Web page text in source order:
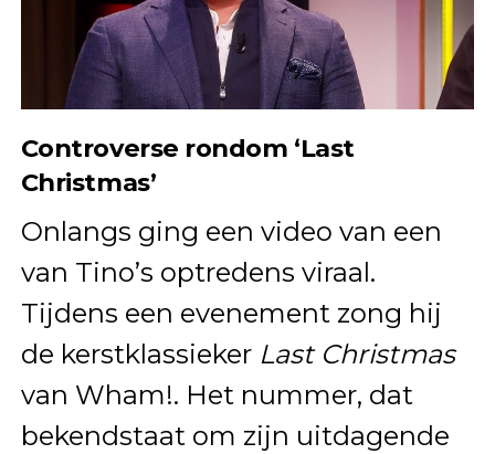
Controverse rondom ‘Last
Christmas’
Onlangs ging een video van een
van Tino’s optredens viraal.
Tijdens een evenement zong hij
de kerstklassieker Last Christmas
van Wham!. Het nummer, dat
bekendstaat om zijn uitdagende